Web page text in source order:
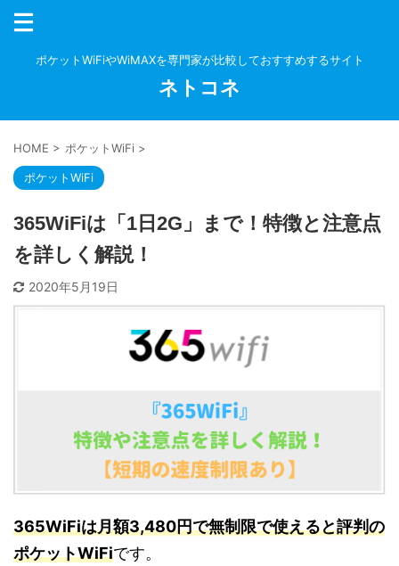
ポケットWiFiやWiMAXを専門家が比較しておすすめするサイト
ネトコネ
HOME > ポケットWiFi >
ポケットWiFi
365WiFiは「1日2G」まで！特徴と注意点
を詳しく解説！
2020年5月19日
365WiFiは月額3,480円で無制限で使えると評判の
ポケットWiFiです。